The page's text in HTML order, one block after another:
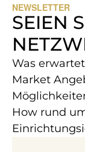
1.025 m²
zum Kauf.
NEWSLETTER
SEIEN
Was
Market
How rund